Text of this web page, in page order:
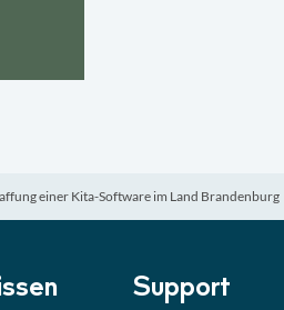
im Vergabeverfahren► 3:18
von Angeboten Lektion
einer Kita-Software im Land Brandenburg
Support